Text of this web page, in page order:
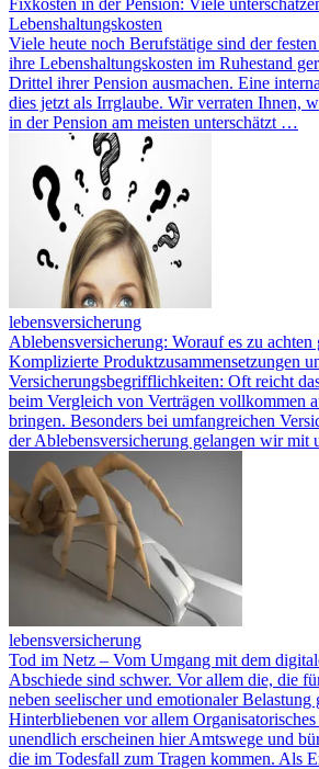
Lebenshaltungskosten
Viele heute noch Berufstätige sind der
ihre Lebenshaltungskosten im Ruhestand
Drittel ihrer Pension ausmachen. Eine
dies jetzt als Irrglaube. Wir verraten Ihnen,
in der Pension am meisten unterschätzt …
lebensversicherung
Ablebensversicherung: Worauf es zu achten
Komplizierte Produktzusammensetzungen
Versicherungsbegrifflichkeiten: Oft reicht
beim Vergleich von Verträgen vollkommen
bringen. Besonders bei umfangreichen
der Ablebensversicherung gelangen wir
lebensversicherung
Tod im Netz – Vom Umgang mit dem
Abschiede sind schwer. Vor allem die, die
neben seelischer und emotionaler Belastung
Hinterbliebenen vor allem
unendlich erscheinen hier Amtswege und
die im Todesfall zum Tragen kommen. Als